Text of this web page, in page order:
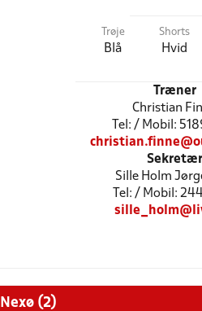
Trøje
Blå
Shorts
Hvid
Træner
Christian
Tel: / Mobil:
Sekretær
Sille Holm
Tel: / Mobil:
Nexø (2)